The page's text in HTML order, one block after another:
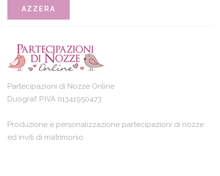
Partecipazioni di Nozze Online
Duograf. P.IVA 01341950473
Produzione e personalizzazione partecipazioni di nozze
ed inviti di matrimonio.